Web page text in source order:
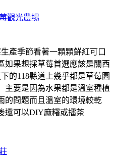
觀光農場
產季節看著一顆顆鮮紅可口
如果想採草莓首選應該是關西
的118縣道上幾乎都是草莓園
主要是因為水果都是溫室種植
的問題而且溫室的環境較乾
還可以DIY麻糬或擂茶